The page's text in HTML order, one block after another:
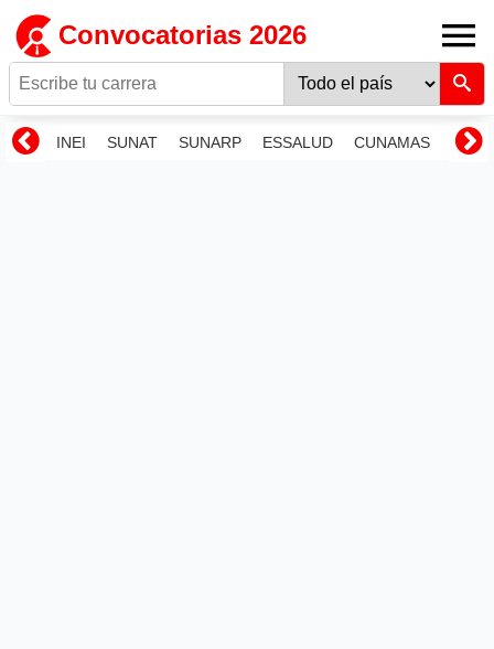
Convocatorias 2026
INEI SUNAT SUNARP ESSALUD CUNAMAS